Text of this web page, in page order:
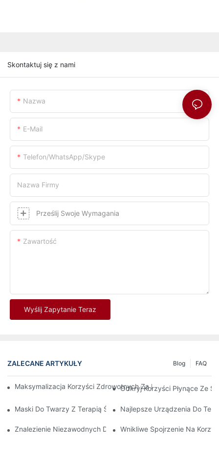
Skontaktuj się z nami
Nazwa
E-Mail
Telefon/WhatsApp/Skype
Nazwa Firmy
Prześlij Swoje Wymagania
Zawartość
Wyślij Zapytanie Teraz
ZALECANE ARTYKUŁY FAQ
Blog
Maksymalizacja Korzyści Zdrowotnych Za Pomocą Paneli
Odkryj Korzyści Płynące Ze
Maski Do Twarzy Z Terapią Światłem Czerwonym:
Najlepsze Urządzenia Do
Znalezienie Niezawodnych Dostawców Terapii Światłem
Wnikliwe Spojrzenie Na